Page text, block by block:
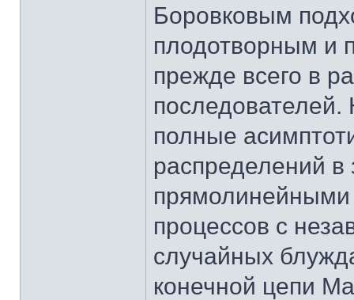
Боровковым
плодотворным и
прежде всего в
полные
распределений в
прямолинейными
процессов с
случайных
конечной цепи